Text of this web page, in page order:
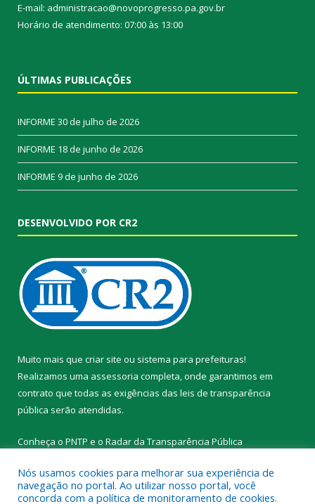
E-mail: administracao@novoprogresso.pa.gov.br
Horário de atendimento: 07:00 às 13:00
ÚLTIMAS PUBLICAÇÕES
INFORME 30 de julho de 2026
INFORME 18 de junho de 2026
INFORME 9 de junho de 2026
DESENVOLVIDO POR CR2
Muito mais que criar site ou sistema para prefeituras!
Realizamos uma assessoria completa, onde garantimos em
contrato que todas as exigências das leis de transparência
pública serão atendidas.
Conheça o PNTP e o Radar da Transparência Pública
Nós usamos cookies para melhorar sua experiência de
navegação no portal. Ao utilizar nosso portal, você
concorda com a política de monitoramento de cookies.